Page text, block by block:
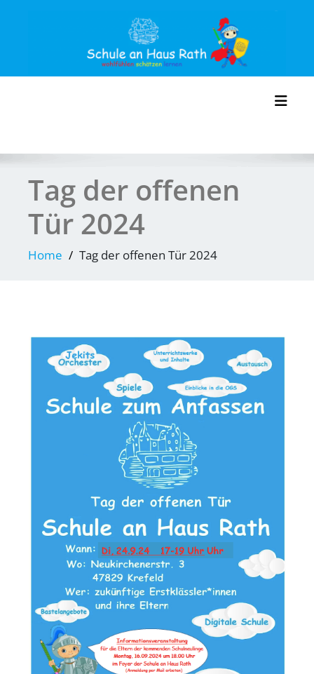
Tag der offenen
Tür 2024
Home Tag der offenen Tür 2024